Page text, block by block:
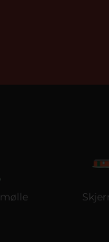
Skjern